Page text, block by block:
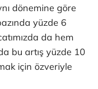
dönemine göre
yüzde 6
da hem
bu artış yüzde 10
için özveriyle